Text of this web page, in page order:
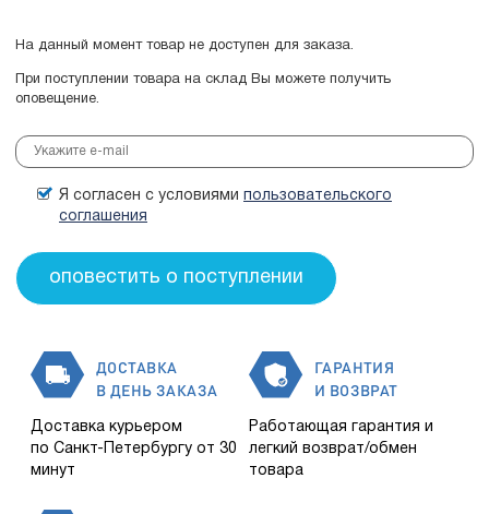
На данный момент товар не доступен для заказа.
При поступлении товара на склад Вы можете получить
оповещение.
Я согласен с условиями пользовательского
соглашения
ДОСТАВКА
В ДЕНЬ ЗАКАЗА
Доставка курьером
по Санкт-Петербургу от 30
минут
ГАРАНТИЯ
И ВОЗВРАТ
Работающая гарантия и
легкий возврат/обмен
товара